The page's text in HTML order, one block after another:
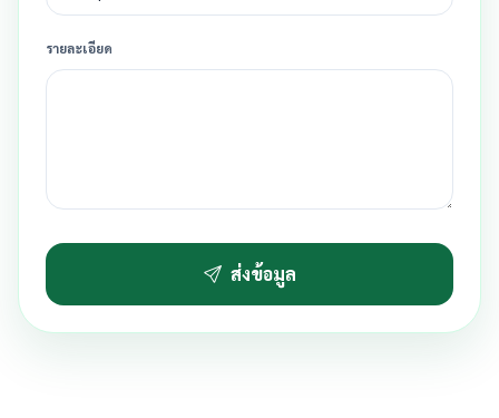
รายละเอียด
ส่งข้อมูล